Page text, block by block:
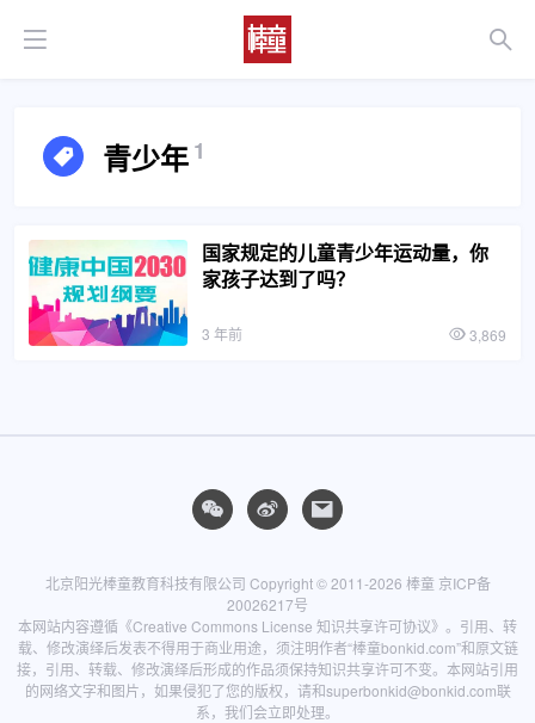
青少年1
国家规定的儿童青少年运动量，你
家孩子达到了吗？
3 年前 3,869
北京阳光棒童教育科技有限公司 Copyright © 2011-2026 棒童 京ICP备
20026217号
本网站内容遵循 《Creative Commons License 知识共享许可协议》 。引用、转
载、修改演绎后发表不得用于商业用途，须注明作者“棒童bonkid.com”和原文链
接，引用、转载、修改演绎后形成的作品须保持知识共享许可不变。本网站引用
的网络文字和图片，如果侵犯了您的版权，请和superbonkid@bonkid.com联
系，我们会立即处理。